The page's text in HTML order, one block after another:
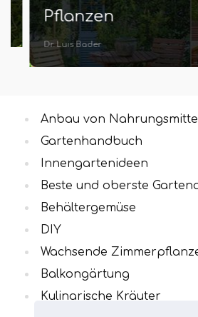
Pflanzen
Dr. Luis Bader
Anbau von
Gartenhandbuch
Innengartenideen
Beste und oberste
Behältergemüse
DIY
Wachsende
Balkongärtung
Kulinarische Kräuter